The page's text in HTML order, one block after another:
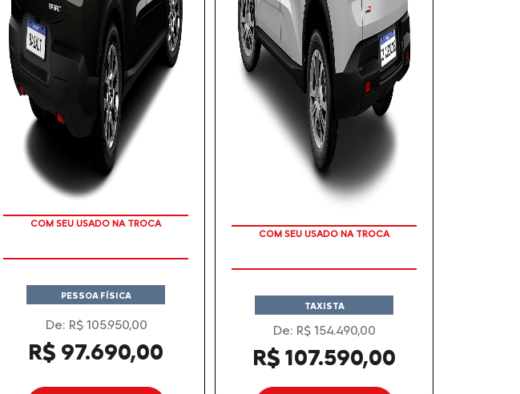
COM SEU USADO NA TROCA
PESSOA FÍSICA
De: R$ 105.950,00
R$ 97.690,00
COM SEU USADO NA TROCA
TAXISTA
De: R$ 154.490,00
R$ 107.590,00